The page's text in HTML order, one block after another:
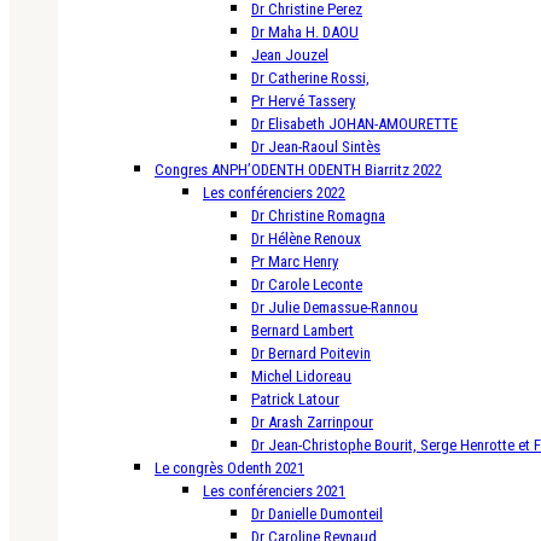
Dr Christine Perez
Dr Maha H. DAOU
Jean Jouzel
Dr Catherine Rossi,
Pr Hervé Tassery
Dr Elisabeth JOHAN-AMOURETTE
Dr Jean-Raoul Sintès
Congres ANPH’ODENTH ODENTH Biarritz 2022
Les conférenciers 2022
Dr Christine Romagna
Dr Hélène Renoux
Pr Marc Henry
Dr Carole Leconte
Dr Julie Demassue-Rannou
Bernard Lambert
Dr Bernard Poitevin
Michel Lidoreau
Patrick Latour
Dr Arash Zarrinpour
Dr Jean-Christophe Bourit, Serge Henrotte et
Le congrès Odenth 2021
Les conférenciers 2021
Dr Danielle Dumonteil
Dr Caroline Reynaud